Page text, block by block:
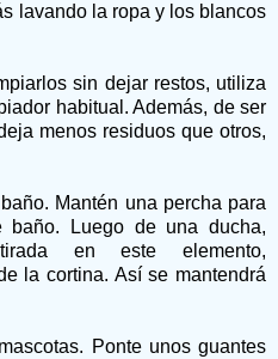
lavando la ropa y los blancos
sin dejar restos, utiliza
habitual. Además, de ser
menos residuos que otros,
Mantén una percha para
baño. Luego de una ducha,
en este elemento,
la cortina. Así se mantendrá
Ponte unos guantes